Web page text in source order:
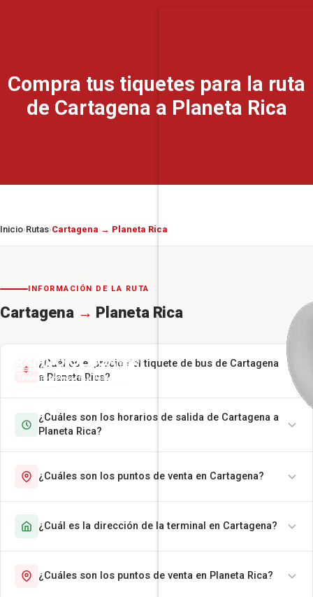
Compra tus tiquetes para la ruta
de Cartagena a Planeta Rica
Inicio›Rutas›Cartagena → Planeta Rica
INFORMACIÓN DE LA RUTA
Cartagena → Planeta Rica
¿Cuál es el precio del tiquete de bus de Cartagena
a Planeta Rica?
¿Cuáles son los horarios de salida de Cartagena a
Planeta Rica?
¿Cuáles son los puntos de venta en Cartagena?
¿Cuál es la dirección de la terminal en Cartagena?
¿Cuáles son los puntos de venta en Planeta Rica?